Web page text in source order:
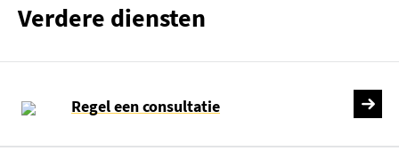
Verdere diensten
Regel een consultatie